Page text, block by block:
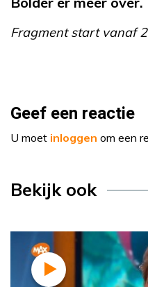
Fragment start vanaf
Geef een reactie
U moet inloggen om een
Bekijk ook